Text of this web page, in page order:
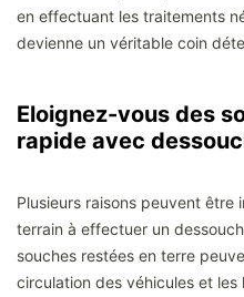
en effectuant les traitements
devienne un véritable coin
Eloignez-vous des
rapide avec
Plusieurs raisons peuvent être
terrain à effectuer un
souches restées en terre
circulation des véhicules et